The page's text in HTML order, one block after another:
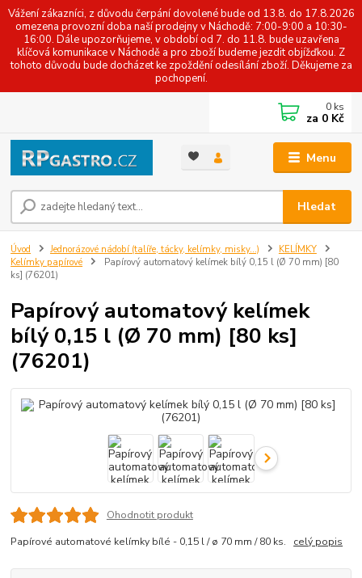
Vážení zákazníci, z důvodu čerpání dovolené bude od 13.8. do 17.8.2026
omezena provozní doba naší prodejny v Náchodě: 7:00-9:00 a 10:30-
16:00. Dále upozorňujeme, v období od 7. do 11.8. bude uzavřena
klíčová komunikace v Náchodě a pro zboží budeme jezdit objížďkou. Z
tohoto důvodu bude docházet ke zpoždění odesílání zboží. Děkujeme za
pochopení.
Menu
Hledat
0 ks
za 0 Kč
Úvod Jednorázové nádobí (talíře, tácky, kelímky, misky...)
KELÍMKY
Kelímky papírové
Papírový automatový kelímek bílý 0,15 l (Ø 70 mm) [80
ks] (76201)
Papírový automatový kelímek
bílý 0,15 l (Ø 70 mm) [80 ks]
(76201)
Ohodnotit produkt
Papírové automatové kelímky bílé - 0,15 l / ø 70 mm / 80 ks. celý popis